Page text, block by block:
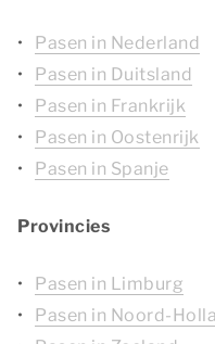
Pasen in Nederland
Pasen in Duitsland
Pasen in Frankrijk
Pasen in Oostenrijk
Pasen in Spanje
Provincies
Pasen in Limburg
Pasen in Noord-